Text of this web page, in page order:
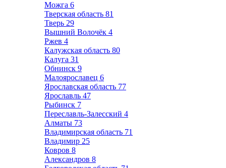
Можга 6
Тверская область 81
Тверь 29
Вышний Волочёк 4
Ржев 4
Калужская область 80
Калуга 31
Обнинск 9
Малоярославец 6
Ярославская область 77
Ярославль 47
Рыбинск 7
Переславль-Залесский 4
Алматы 73
Владимирская область 71
Владимир 25
Ковров 8
Александров 8